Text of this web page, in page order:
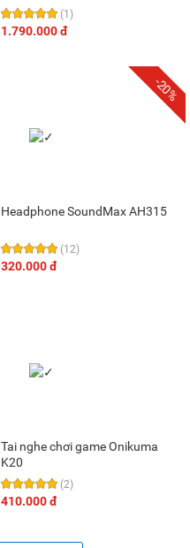
(1)
1.790.000 đ
-20%
Headphone SoundMax AH315
(12)
320.000 đ
Tai nghe chơi game Onikuma
K20
(2)
410.000 đ